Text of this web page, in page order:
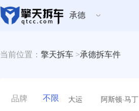
承德
当前位置： 擎天拆车 >承德拆车件
品牌 不限 大运 阿斯顿·马丁